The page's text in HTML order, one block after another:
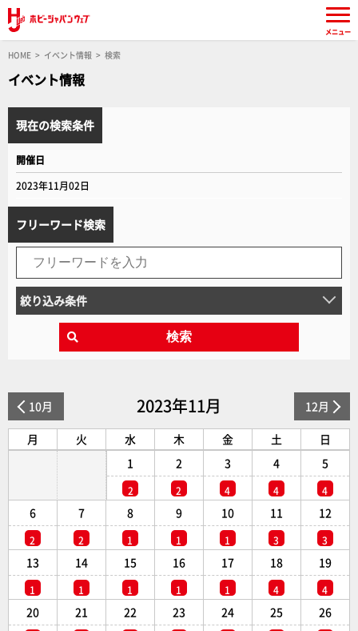
HOME イベント情報 検索
イベント情報
現在の検索条件
開催日
2023年11月02日
フリーワード検索
絞り込み条件
検索
10月 2023年11月 12月
月 火 水 木 金 土
日
1
2
2
2
3
4
4
4
5
4
6
2
7
2
8
1
9
1
10
1
11
3
12
3
13
1
14
1
15
1
16
1
17
1
18
4
19
4
20 21 22 23 24 25 26
メニュー